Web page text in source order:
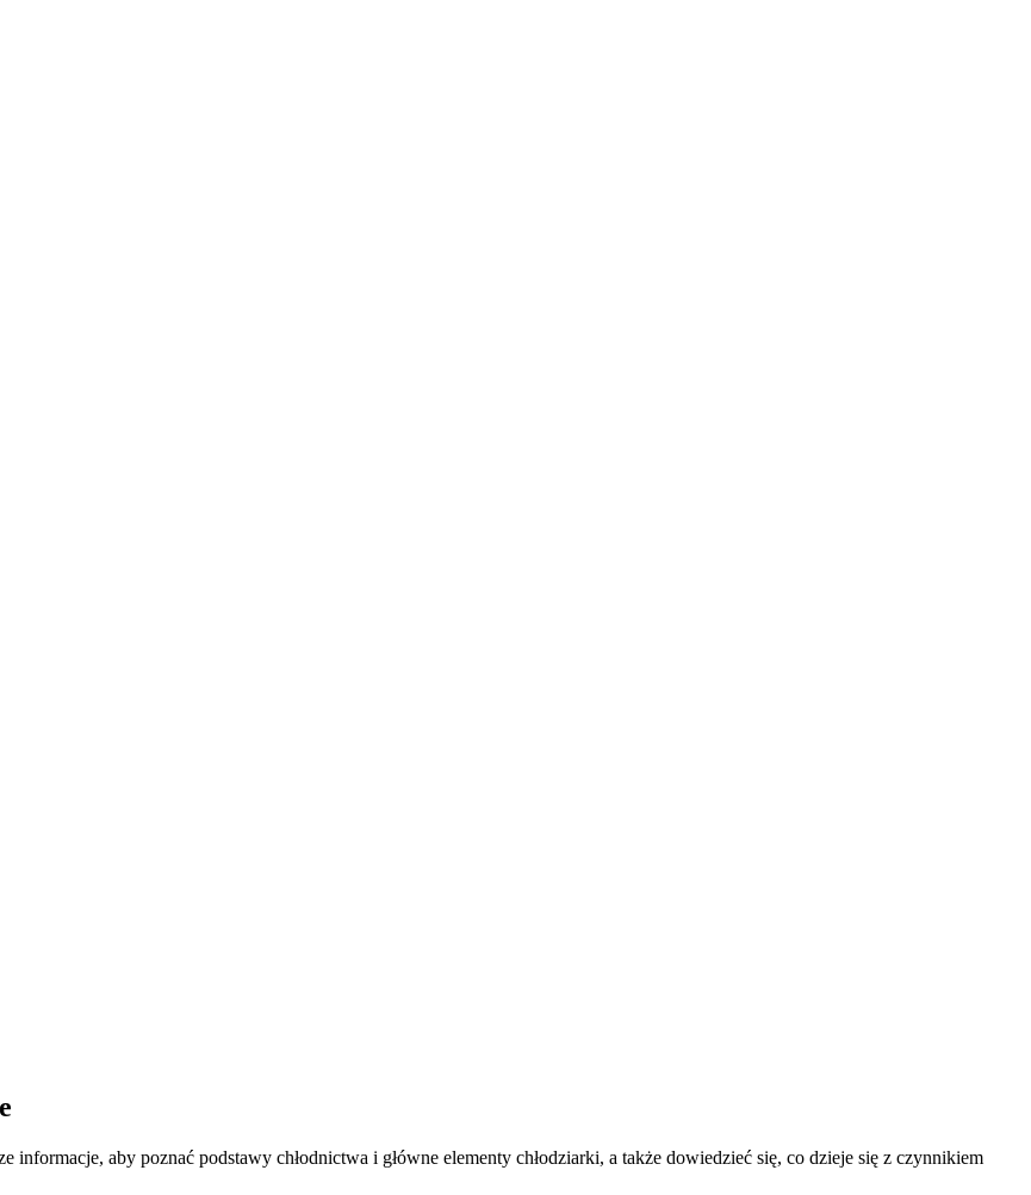
aby poznać podstawy chłodnictwa i główne elementy chłodziarki, a także dowiedzieć się, co dzieje się z czynnikiem